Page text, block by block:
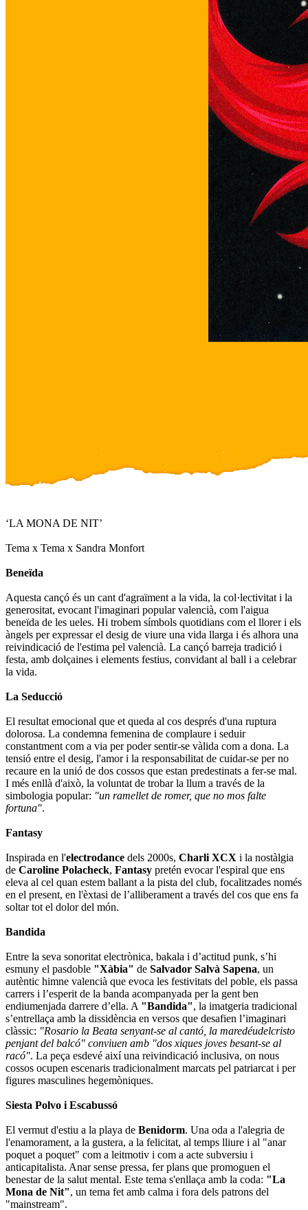
‘LA MONA DE NIT’
Tema x Tema x Sandra Monfort
Beneïda
Aquesta cançó és un cant d'agraïment a la vida, la col·lectivitat i la
generositat, evocant l'imaginari popular valencià, com l'aigua
beneïda de les ueles. Hi trobem símbols quotidians com el llorer i els
àngels per expressar el desig de viure una vida llarga i és alhora una
reivindicació de l'estima pel valencià. La cançó barreja tradició i
festa, amb dolçaines i elements festius, convidant al ball i a celebrar
la vida.
La Seducció
El resultat emocional que et queda al cos després d'una ruptura
dolorosa. La condemna femenina de complaure i seduir
constantment com a via per poder sentir-se vàlida com a dona. La
tensió entre el desig, l'amor i la responsabilitat de cuidar-se per no
recaure en la unió de dos cossos que estan predestinats a fer-se mal.
I més enllà d'això, la voluntat de trobar la llum a través de la
simbologia popular: "un ramellet de romer, que no mos falte
fortuna".
Fantasy
Inspirada en l'electrodance dels 2000s, Charli XCX i la nostàlgia
de Caroline Polacheck, Fantasy pretén evocar l'espiral que ens
eleva al cel quan estem ballant a la pista del club, focalitzades només
en el present, en l'èxtasi de l’alliberament a través del cos que ens fa
soltar tot el dolor del món.
Bandida
Entre la seva sonoritat electrònica, bakala i d’actitud punk, s’hi
esmuny el pasdoble "Xàbia" de Salvador Salvà Sapena, un
autèntic himne valencià que evoca les festivitats del poble, els passa
carrers i l’esperit de la banda acompanyada per la gent ben
endiumenjada darrere d’ella. A "Bandida", la imatgeria tradicional
s’entrellaça amb la dissidència en versos que desafien l’imaginari
clàssic: "Rosario la Beata senyant-se al cantó, la maredéudelcristo
penjant del balcó" conviuen amb "dos xiques joves besant-se al
racó". La peça esdevé així una reivindicació inclusiva, on nous
cossos ocupen escenaris tradicionalment marcats pel patriarcat i per
figures masculines hegemòniques.
Siesta Polvo i Escabussó
El vermut d'estiu a la playa de Benidorm. Una oda a l'alegria de
l'enamorament, a la gustera, a la felicitat, al temps lliure i al "anar
poquet a poquet" com a leitmotiv i com a acte subversiu i
anticapitalista. Anar sense pressa, fer plans que promoguen el
benestar de la salut mental. Este tema s'enllaça amb la coda: "La
Mona de Nit", un tema fet amb calma i fora dels patrons del
"mainstream".